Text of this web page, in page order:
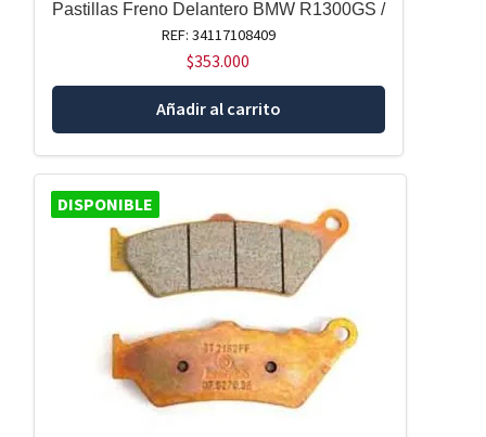
Pastillas Freno Delantero BMW R1300GS /
REF: 34117108409
$353.000
Añadir al carrito
DISPONIBLE